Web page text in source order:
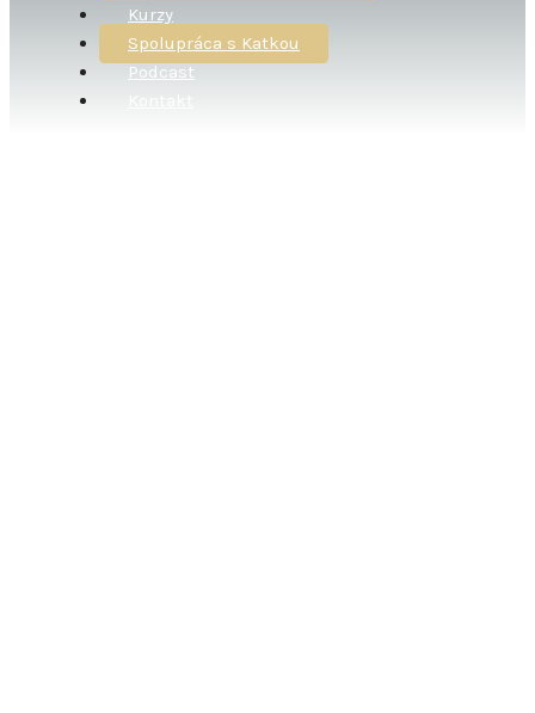
Kurzy
Spolupráca s Katkou
Podcast